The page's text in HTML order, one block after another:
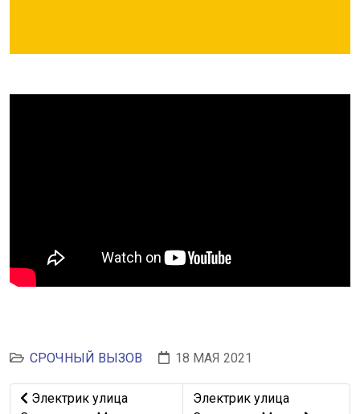
СРОЧНЫЙ ВЫЗОВ 18 МАЯ 2021
Предыдущий: Электрик улица Слонимская Минск
Электрик улица
Следующий: Электрик
Электрик улица